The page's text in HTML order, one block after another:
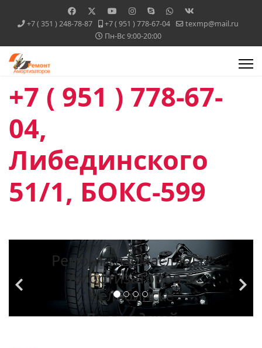
+7 ( 351 ) 248-78-87 +7 ( 951 ) 778-67-04
texmp@mail.ru
Пн-Вс 9:00-20:00
+7 ( 951 ) 778-67-
04,
Либединского
51/1, БОКС-599
Ремонт Газомасляных
Амортизаторов в
Челябинске
По заводской